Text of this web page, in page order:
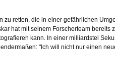
zu retten, die in einer gefährlichen
hat mit seinem Forscherteam bereits
kann. In einer milliardstel
"Ich will nicht nur einen